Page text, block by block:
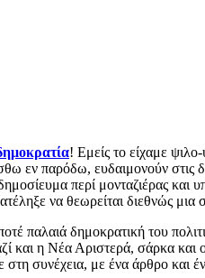
! Εμείς το είχαμε
εν παρόδω, ευδαιμονούν στις
περί μονταζιέρας και
να θεωρείται διεθνώς μια
δημοκρατική του
η Νέα Αριστερά, σάρκα και
συνέχεια, με ένα άρθρο και